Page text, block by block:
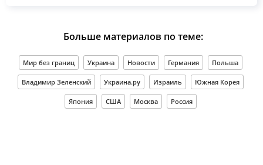
Больше материалов по теме:
Мир без границ Украина Новости Германия Польша
Владимир Зеленский Украина.ру Израиль Южная Корея
Япония США Москва Россия